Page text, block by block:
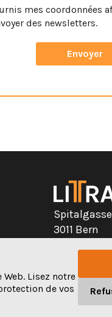
mes coordonnées
des newsletters.
désinscription dans le bas
3011 Bern
Lisez notre
de vos